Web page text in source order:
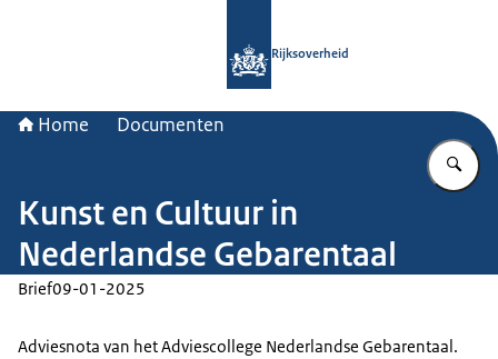
Rijksoverheid
Home Documenten
Kunst en Cultuur in
Nederlandse Gebarentaal
Brief09-01-2025
Adviesnota van het Adviescollege Nederlandse Gebarentaal.